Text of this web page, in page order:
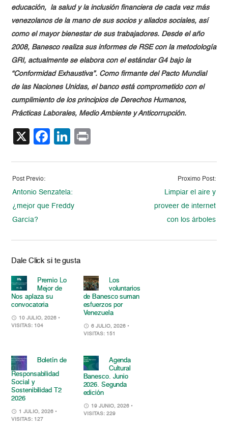
educación, la salud y la inclusión financiera de cada vez más
venezolanos de la mano de sus socios y aliados sociales, así
como el mayor bienestar de sus trabajadores. Desde el año
2008, Banesco realiza sus informes de RSE con la metodología
GRI, actualmente se elabora con el estándar G4 bajo la
“Conformidad Exhaustiva”. Como firmante del Pacto Mundial
de las Naciones Unidas, el banco está comprometido con el
cumplimiento de los principios de Derechos Humanos,
Prácticas Laborales, Medio Ambiente y Anticorrupción.
X Facebook
LinkedIn
Post Previo:
Antonio Senzatela:
¿mejor que Freddy
García?
Proximo Post:
Limpiar el aire y
proveer de internet
con los árboles
Dale Click si te gusta
Premio Lo
Mejor de
Nos aplaza su
convocatoria
10 JULIO, 2026 •
VISITAS: 104
Los
voluntarios
de Banesco suman
esfuerzos por
Venezuela
6 JULIO, 2026 •
VISITAS: 151
Boletín de
Responsabilidad
Social y
Sostenibilidad T2
2026
1 JULIO, 2026 •
VISITAS: 127
Agenda
Cultural
Banesco. Junio
2026. Segunda
edición
19 JUNIO, 2026 •
VISITAS: 229